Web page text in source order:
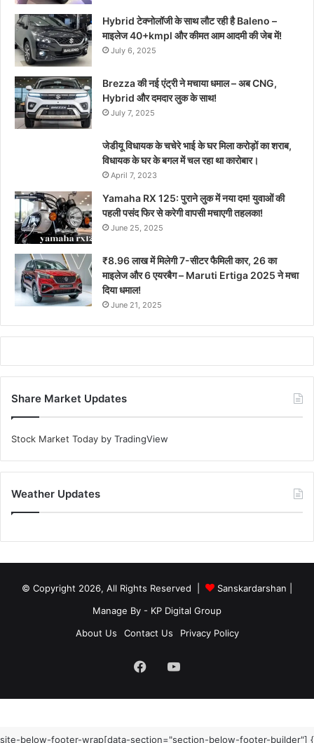
Hybrid टेक्नोलॉजी के साथ लौट रही है Baleno –
माइलेज 40+kmpl और कीमत आम आदमी की जेब में!
July 6, 2025
Brezza की नई एंट्री ने मचाया धमाल – अब CNG,
Hybrid और दमदार लुक के साथ!
July 7, 2025
जेडीयू विधायक के चचेरे भाई के घर मिला करोड़ों का शराब,
विधायक के घर के बगल में चल रहा था कारोबार।
April 7, 2023
Yamaha RX 125: पुराने लुक में नया दम! युवाओं की
पहली पसंद फिर से करेगी वापसी मचाएगी तहलका!
June 25, 2025
₹8.96 लाख में मिलेगी 7-सीटर फैमिली कार, 26 का
माइलेज और 6 एयरबैग – Maruti Ertiga 2025 ने मचा
दिया धमाल!
June 21, 2025
Share Market Updates
Stock Market Today by TradingView
Weather Updates
© Copyright 2026, All Rights Reserved | Sanskardarshan
Manage By - KP Digital Group
About Us
Contact Us Privacy Policy
FacebookYouTube
site-below-footer-wrap[data-section="section-below-footer-builder"] {